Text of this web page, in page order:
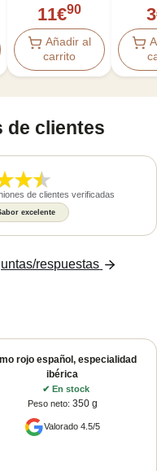
11€90
Añadir al
carrito
3
de clientes
de clientes verificadas
excelente
respuestas
rojo español, especialidad
ibérica
✔ En stock
Peso neto: 350 g
Valorado 4.5/5